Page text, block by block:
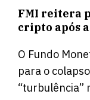
FMI reitera
cripto após
O Fundo
para o
“turbulência”